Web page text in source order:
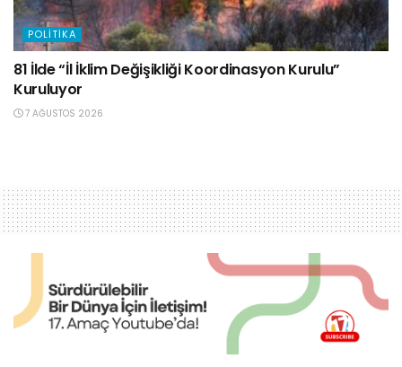
POLITIKA
81 İlde “İl İklim Değişikliği Koordinasyon Kurulu”
Kuruluyor
7 AĞUSTOS 2026